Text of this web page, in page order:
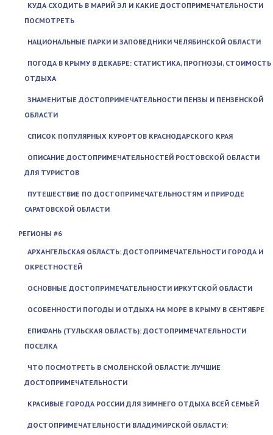
КУДА СХОДИТЬ В МАРИЙ ЭЛ И КАКИЕ ДОСТОПРИМЕЧАТЕЛЬНОСТИ
ПОСМОТРЕТЬ
НАЦИОНАЛЬНЫЕ ПАРКИ И ЗАПОВЕДНИКИ ЧЕЛЯБИНСКОЙ ОБЛАСТИ
ПОГОДА В КРЫМУ В ДЕКАБРЕ: СТАТИСТИКА, ПРОГНОЗЫ, СТОИМОСТЬ
ОТДЫХА
ЗНАМЕНИТЫЕ ДОСТОПРИМЕЧАТЕЛЬНОСТИ ПЕНЗЫ И ПЕНЗЕНСКОЙ
ОБЛАСТИ
СПИСОК ПОПУЛЯРНЫХ КУРОРТОВ КРАСНОДАРСКОГО КРАЯ
ОПИСАНИЕ ДОСТОПРИМЕЧАТЕЛЬНОСТЕЙ РОСТОВСКОЙ ОБЛАСТИ
ДЛЯ ТУРИСТОВ
ПУТЕШЕСТВИЕ ПО ДОСТОПРИМЕЧАТЕЛЬНОСТЯМ И ПРИРОДЕ
САРАТОВСКОЙ ОБЛАСТИ
РЕГИОНЫ #6
АРХАНГЕЛЬСКАЯ ОБЛАСТЬ: ДОСТОПРИМЕЧАТЕЛЬНОСТИ ГОРОДА И
ОКРЕСТНОСТЕЙ
ОСНОВНЫЕ ДОСТОПРИМЕЧАТЕЛЬНОСТИ ИРКУТСКОЙ ОБЛАСТИ
ОСОБЕННОСТИ ПОГОДЫ И ОТДЫХА НА МОРЕ В КРЫМУ В СЕНТЯБРЕ
ЕПИФАНЬ (ТУЛЬСКАЯ ОБЛАСТЬ): ДОСТОПРИМЕЧАТЕЛЬНОСТИ
ПОСЕЛКА
ЧТО ПОСМОТРЕТЬ В СМОЛЕНСКОЙ ОБЛАСТИ: ЛУЧШИЕ
ДОСТОПРИМЕЧАТЕЛЬНОСТИ
КРАСИВЫЕ ГОРОДА РОССИИ ДЛЯ ЗИМНЕГО ОТДЫХА ВСЕЙ СЕМЬЕЙ
ДОСТОПРИМЕЧАТЕЛЬНОСТИ ВЛАДИМИРСКОЙ ОБЛАСТИ: